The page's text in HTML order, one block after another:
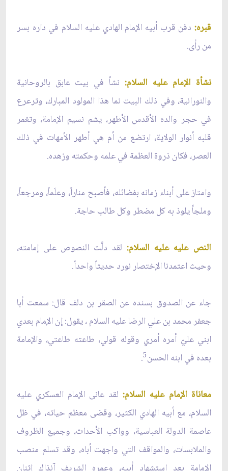
قبره:دفن قرب أبيه الإمام الهادي عليه السلام في داره بسر
من رأى.
نشأة الإمام عليه السلام: نشأ في بيت عابق بالروحانية
والنورانية، وفي ذلك البيت نما هذا المولود المبارك، وترعرع
في حجر والده الأقدس الأطهر، يشم نسيم الإمامة، وتغمر
قلبه أنوار الولاية، ارتضع من أم هي أطهر الأمهات في ذلك
العصر، فكان ذروة العظمة في علمه وحكمته وزهده.
وامتاز على أبناء زمانه بفضائله، فأصبح مناراً، وعلَماً، ومرجعاً،
وملجأ يلوذ به كل مضطر وكل طالب حاجة.
النص عليه عليه السلام: لقد دلَّت النصوص على إمامته،
وحيث اعتمدنا الإختصار نورد حديثاً واحداً.
جاء عن الصدوق بسنده عن الصقر بن دلف قال: سمعت أبا
جعفر محمد بن علي الرضا عليه السلام ، يقول: إن الإمام بعدي
ابني عليّ أمره أمري وقوله قولي، طاعته طاعتي، والإمامة
بعده في ابنه الحسن5
.
معاناة الإمام عليه السلام:لقد عانى الإمام العسكري عليه
السلام، مع أبيه الهادي الكثير، وقضى معظم حياته، في ظل
عاصمة الدولة العباسية، وواكب الأحداث، وجميع الظروف
والملابسات، والمواقف التي واجهت أباه، وقد تسلم منصب